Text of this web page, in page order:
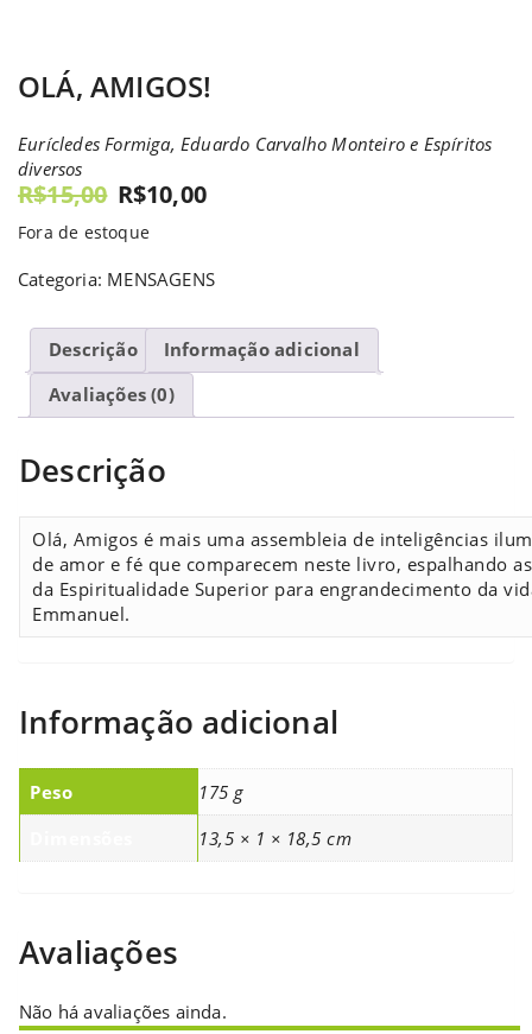
OLÁ, AMIGOS!
Eurícledes Formiga, Eduardo Carvalho Monteiro e Espíritos
diversos
R$15,00 R$10,00
Fora de estoque
Categoria: MENSAGENS
Descrição
Informação adicional
Avaliações (0)
Descrição
Olá, Amigos é mais uma assembleia de inteligências
de amor e fé que comparecem neste livro, espalhando
da Espiritualidade Superior para engrandecimento da
Emmanuel.
Informação adicional
Peso
175 g
13,5 × 1 × 18,5 cm
Avaliações
Não há avaliações ainda.